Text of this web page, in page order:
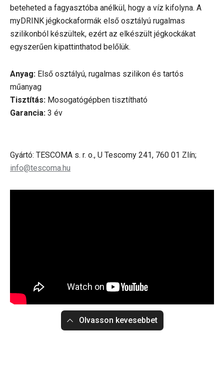
beteheted a fagyasztóba anélkül, hogy a víz kifolyna. A
myDRINK jégkockaformák első osztályú rugalmas
szilikonból készültek, ezért az elkészült jégkockákat
egyszerűen kipattinthatod belőlük.
Anyag: Első osztályú, rugalmas szilikon és tartós
műanyag
Tisztítás: Mosogatógépben tisztítható
Garancia: 3 év
Gyártó: TESCOMA s. r. o., U Tescomy 241, 760 01 Zlín;
info@tescoma.hu
Olvasson kevesebbet